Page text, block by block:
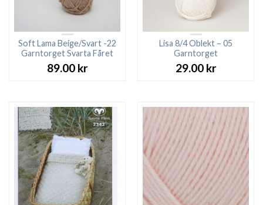
Soft Lama Beige/Svart -22
Garntorget Svarta Fåret
89.00 kr
Lisa 8/4 Oblekt – 05
Garntorget
29.00 kr